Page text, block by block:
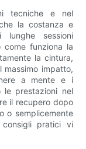
tecniche e nel
la costanza e
sessioni
come funziona la
la cintura,
massimo impatto,
a mente e i
le prestazioni nel
il recupero dopo
o semplicemente
consigli pratici vi